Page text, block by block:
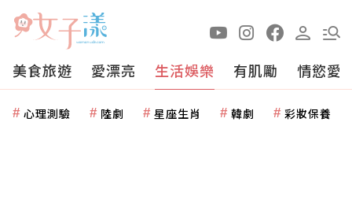
美食旅遊 愛漂亮 生活娛樂 有肌勵 情慾愛
心理測驗 陸劇 星座生肖 韓劇 彩妝保養